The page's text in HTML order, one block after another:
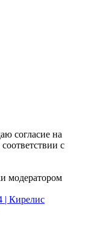
согласие на
с
модератором